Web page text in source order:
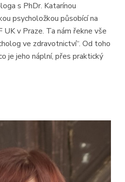
VE
–
HOST
KATARÍNA
s PhDr. Katarínou
psycholožkou působící na
v Praze. Ta nám řekne vše
ve zdravotnictví“. Od toho
je jeho náplní, přes praktický